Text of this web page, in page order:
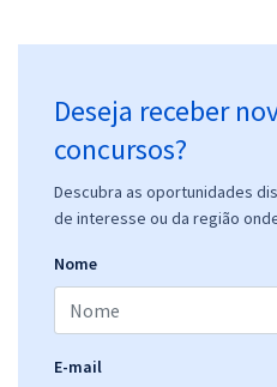
Deseja receber
concursos?
Descubra as oportunidades
de interesse ou da região
Nome
E-mail